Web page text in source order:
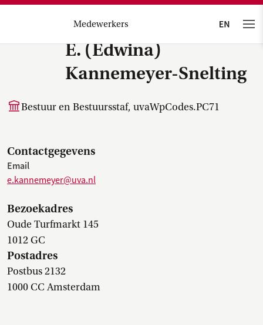
Medewerkers
E. (Edwina)
Kannemeyer-Snelting
Bestuur en Bestuursstaf, uvaWpCodes.PC71
Contactgegevens
Email
e.kannemeyer@uva.nl
Bezoekadres
Oude Turfmarkt 145
1012 GC
Postadres
Postbus 2132
1000 CC Amsterdam